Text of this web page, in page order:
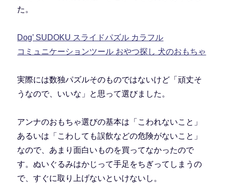
た。
Dog’ SUDOKU スライドパズル カラフル
コミュニケーションツール おやつ探し 犬のおもちゃ
実際には数独パズルそのものではないけど「頑丈そ
うなので、いいな」と思って選びました。
アンナのおもちゃ選びの基本は「こわれないこと」
あるいは「こわしても誤飲などの危険がないこと」
なので、あまり面白いものを買ってなかったので
す。ぬいぐるみはかじって手足をちぎってしまうの
で、すぐに取り上げないといけないし。